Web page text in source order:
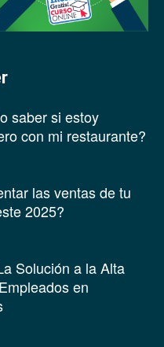
saber si estoy
con mi restaurante?
las ventas de tu
2025?
Solución a la Alta
en